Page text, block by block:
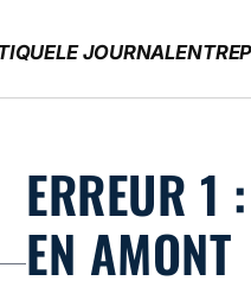
LE JOURNAL
ERREUR 1
EN AMONT